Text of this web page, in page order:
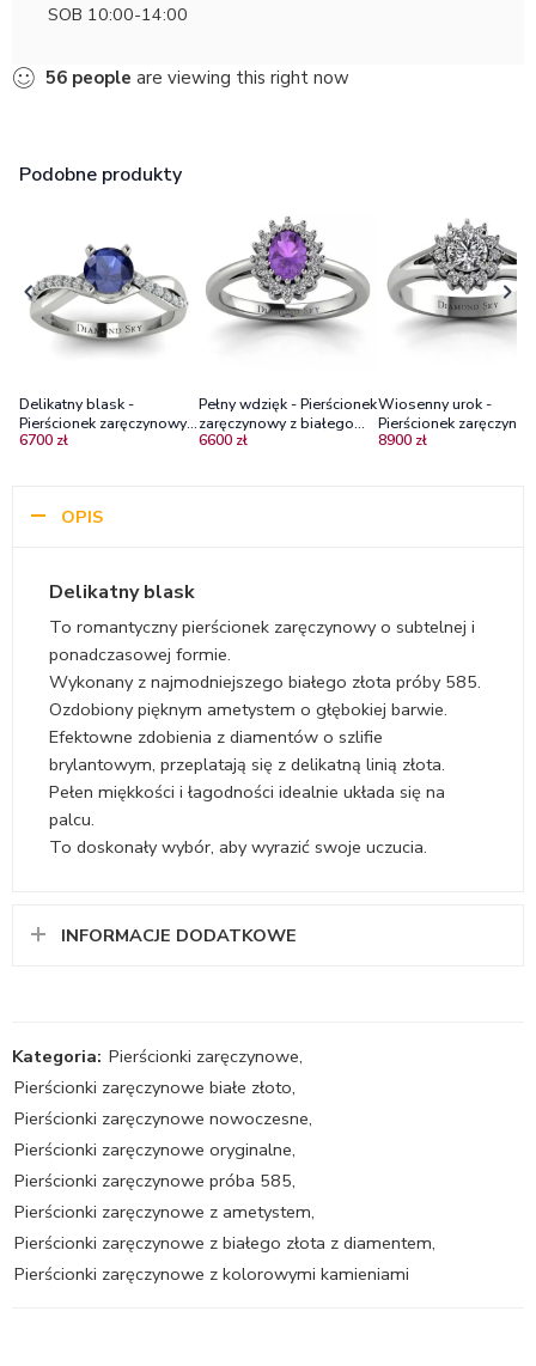
SOB 10:00-14:00
56 people are viewing this right now
Podobne produkty
Delikatny blask -
Pierścionek zaręczynowy z
białego złota z szafirem i
6700 zł
Pełny wdzięk - Pierścionek
zaręczynowy z białego
złota z ametystem i
6600 zł
Wiosenny urok -
Pierścionek
białego złota z
8900 zł
OPIS
Delikatny blask
To romantyczny pierścionek zaręczynowy o subtelnej i
ponadczasowej formie.
Wykonany z najmodniejszego białego złota próby 585.
Ozdobiony pięknym ametystem o głębokiej barwie.
Efektowne zdobienia z diamentów o szlifie
brylantowym, przeplatają się z delikatną linią złota.
Pełen miękkości i łagodności idealnie układa się na
palcu.
To doskonały wybór, aby wyrazić swoje uczucia.
INFORMACJE DODATKOWE
Kategoria: Pierścionki zaręczynowe,
Pierścionki zaręczynowe białe złoto,
Pierścionki zaręczynowe nowoczesne,
Pierścionki zaręczynowe oryginalne,
Pierścionki zaręczynowe próba 585,
Pierścionki zaręczynowe z ametystem,
Pierścionki zaręczynowe z białego złota z diamentem,
Pierścionki zaręczynowe z kolorowymi kamieniami